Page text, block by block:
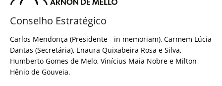
Conselho Estratégico
Carlos Mendonça (Presidente - in memoriam), Carmem Lúcia
Dantas (Secretária), Enaura Quixabeira Rosa e Silva,
Humberto Gomes de Melo, Vinícius Maia Nobre e Milton
Hênio de Gouveia.